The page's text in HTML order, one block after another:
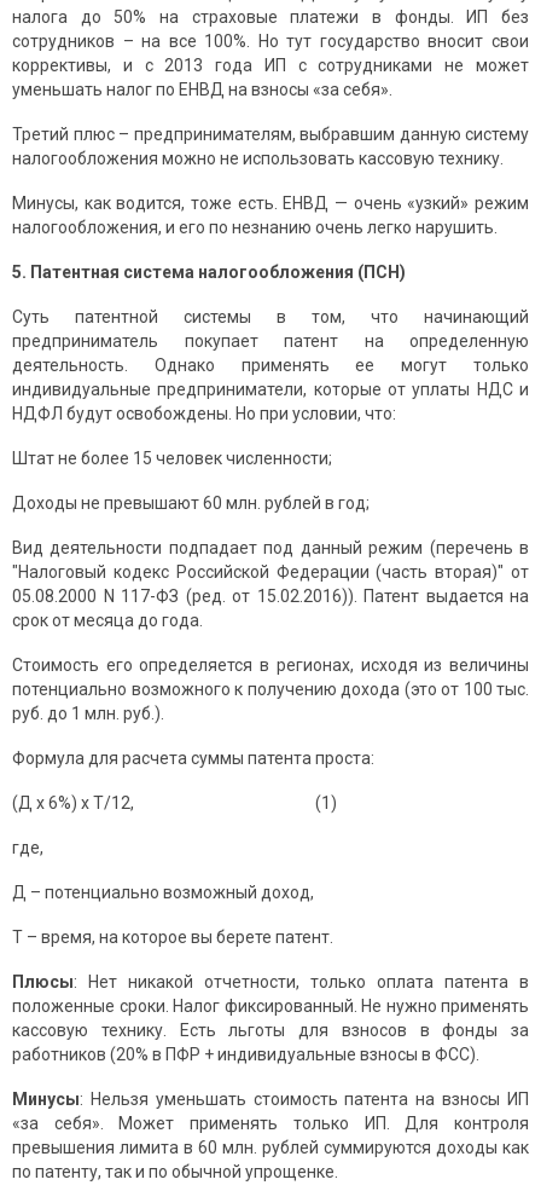
налога до 50% на страховые платежи в фонды. ИП без
сотрудников – на все 100%. Но тут государство вносит свои
коррективы, и с 2013 года ИП с сотрудниками не может
уменьшать налог по ЕНВД на взносы «за себя».
Третий плюс – предпринимателям, выбравшим данную систему
налогообложения можно не использовать кассовую технику.
Минусы, как водится, тоже есть. ЕНВД — очень «узкий» режим
налогообложения, и его по незнанию очень легко нарушить.
5. Патентная система налогообложения (ПСН)
Суть патентной системы в том, что начинающий
предприниматель покупает патент на определенную
деятельность. Однако применять ее могут только
индивидуальные предприниматели, которые от уплаты НДС и
НДФЛ будут освобождены. Но при условии, что:
Штат не более 15 человек численности;
Доходы не превышают 60 млн. рублей в год;
Вид деятельности подпадает под данный режим (перечень в
"Налоговый кодекс Российской Федерации (часть вторая)" от
05.08.2000 N 117-ФЗ (ред. от 15.02.2016)). Патент выдается на
срок от месяца до года.
Стоимость его определяется в регионах, исходя из величины
потенциально возможного к получению дохода (это от 100 тыc.
руб. до 1 млн. руб.).
Формула для расчета суммы патента проста:
(Д х 6%) х Т/12, (1)
где,
Д – потенциально возможный доход,
Т – время, на которое вы берете патент.
Плюсы: Нет никакой отчетности, только оплата патента в
положенные сроки. Налог фиксированный. Не нужно применять
кассовую технику. Есть льготы для взносов в фонды за
работников (20% в ПФР + индивидуальные взносы в ФСС).
Минусы: Нельзя уменьшать стоимость патента на взносы ИП
«за себя». Может применять только ИП. Для контроля
превышения лимита в 60 млн. рублей суммируются доходы как
по патенту, так и по обычной упрощенке.